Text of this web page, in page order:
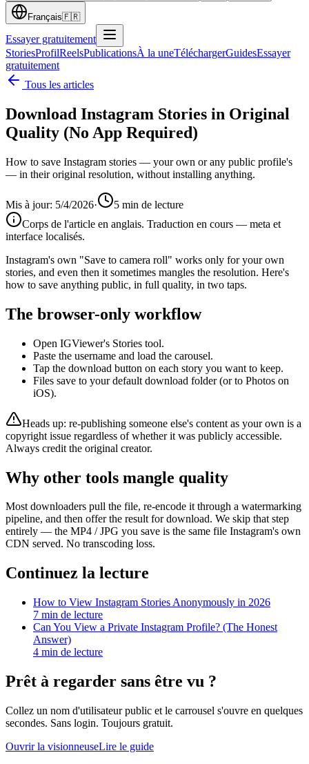
Français🇫🇷
Essayer gratuitement
StoriesProfilReelsPublicationsÀ la uneTéléchargerGuidesEssayer
gratuitement
Tous les articles
Download Instagram Stories in Original
Quality (No App Required)
How to save Instagram stories — your own or any public profile's
— in their original resolution, without installing anything.
Mis à jour: 5/4/2026· 5 min de lecture
Corps de l'article en anglais. Traduction en cours — meta et
interface localisés.
Instagram's own "Save to camera roll" works only for your own
stories, and even then it sometimes mangles the resolution. Here's
how to save anything public, in full quality, in two taps.
The browser-only workflow
Open IGViewer's Stories tool.
Paste the username and load the carousel.
Tap the download button on each story you want to keep.
Files save to your default download folder (or to Photos on
iOS).
Heads up: re-publishing someone else's content as your own is a
copyright issue regardless of whether it was publicly accessible.
Always credit the original creator.
Why other tools mangle quality
Most downloaders pull the file, re-encode it through a watermarking
pipeline, and then offer the result for download. We skip that step
entirely — the MP4 / JPG you save is the same file Instagram's own
CDN served. No transcoding loss.
Continuez la lecture
How to View Instagram Stories Anonymously in 2026
7 min de lecture
Can You View a Private Instagram Profile? (The Honest
Answer)
4 min de lecture
Prêt à regarder sans être vu ?
Collez un nom d'utilisateur public et le carrousel s'ouvre en quelques
secondes. Sans login. Toujours gratuit.
Ouvrir la visionneuseLire le guide